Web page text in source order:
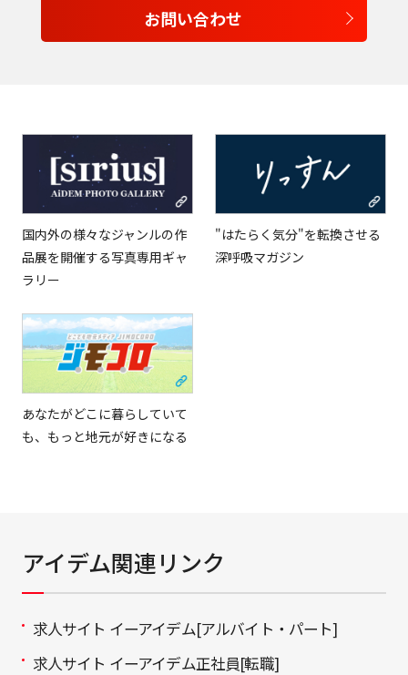
言語を選択
日本語
お問い合わせ
国内外の様々なジャンルの作
品展を開催する写真専用ギャ
ラリー
"はたらく気分"を転換させる
深呼吸マガジン
あなたがどこに暮らしていて
も、もっと地元が好きになる
アイデム関連リンク
求人サイト イーアイデム[アルバイト・パート]
求人サイト イーアイデム正社員[転職]